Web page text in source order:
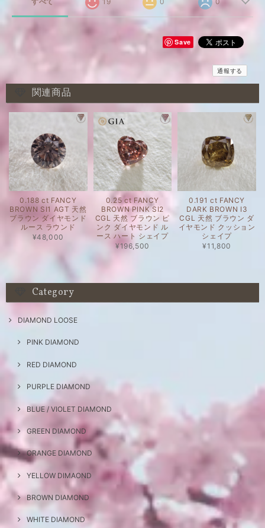
Save
通報する
関連商品
0.188 ct FANCY
BROWN SI1 AGT 天然
ブラウン ダイヤモンド
ルース ラウンド
¥48,000
0.25 ct FANCY
BROWN PINK SI2
CGL 天然 ブラウン ピ
ンク ダイヤモンド ル
ース ハート シェイプ
¥196,500
0.191 ct FANCY
DARK BROWN I3
CGL 天然 ブラウン ダ
イヤモンド クッション
シェイプ
¥11,800
Category
DIAMOND LOOSE
PINK DIAMOND
RED DIAMOND
PURPLE DIAMOND
BLUE / VIOLET DIAMOND
GREEN DIAMOND
ORANGE DIAMOND
YELLOW DIMAOND
BROWN DIAMOND
WHITE DIAMOND